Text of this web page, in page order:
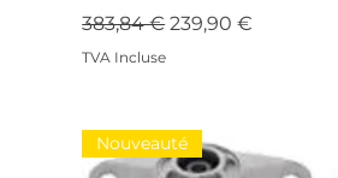
Prix original
383,84 € Prix
239,90 €
TVA Incluse
Nouveauté